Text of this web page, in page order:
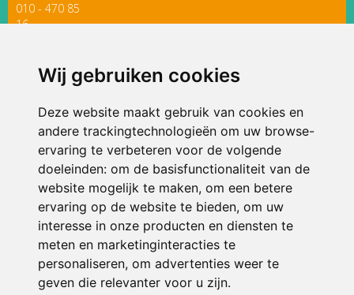
Wij gebruiken cookies
Deze website maakt gebruik van cookies en
andere trackingtechnologieën om uw browse-
ervaring te verbeteren voor de volgende
doeleinden: om de basisfunctionaliteit van de
website mogelijk te maken, om een betere
ervaring op de website te bieden, om uw
interesse in onze producten en diensten te
meten en marketinginteracties te
personaliseren, om advertenties weer te
geven die relevanter voor u zijn.
010 - 470 85
16
ONDERDEEL VAN
© 2026 Avonturijn | Alle rechten voorbehouden
Privacy policy|Disclaimer| Klachtenregeling|RSIN en Anbi
voorkeuren